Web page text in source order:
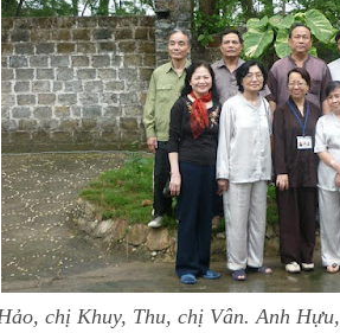
chị Khuy, Thu, chị Vân. Anh